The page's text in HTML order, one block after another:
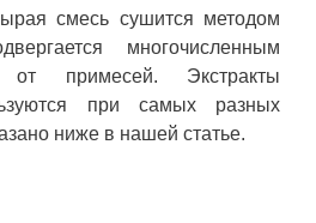
смесь сушится методом
многочисленным
от примесей. Экстракты
при самых разных
ниже в нашей статье.